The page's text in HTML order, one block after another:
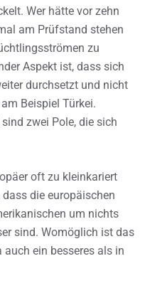
Wer hätte vor zehn
am Prüfstand stehen
zu
Aspekt ist, dass sich
durchsetzt und nicht
Beispiel Türkei.
zwei Pole, die sich
oft zu kleinkariert
die europäischen
um nichts
sind. Womöglich ist das
ein besseres als in